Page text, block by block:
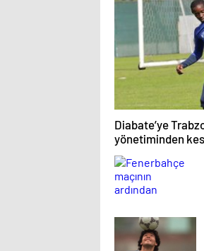
Diabate’ye
yönetiminden